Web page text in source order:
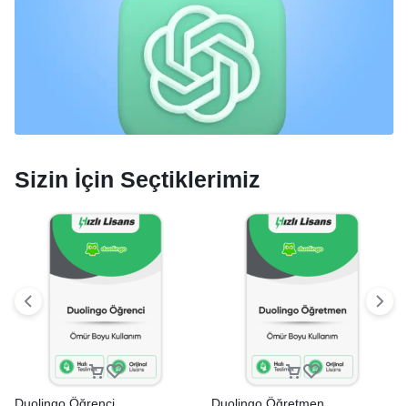
Sizin İçin Seçtiklerimiz